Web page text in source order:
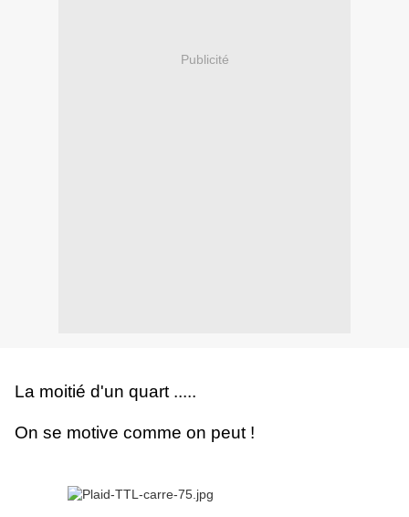
Publicité
La moitié d'un quart .....
On se motive comme on peut !